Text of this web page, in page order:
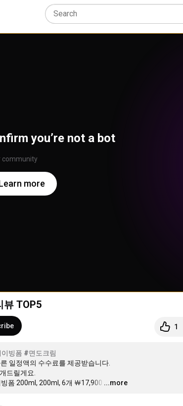
you’re not a bot
community
more
뷰 TOP5
1
빙폼 #면도크림
일정액의 수수료를 제공받습니다.
드릴게요.
폼 200ml, 200ml, 6개 ￦17,900 …
...more